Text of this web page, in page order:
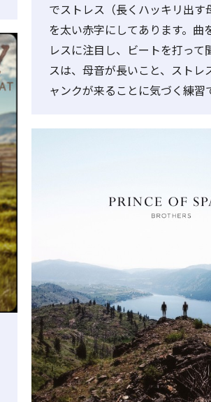
でストレス（長くハッキリ出す
を太い赤字にしてあります。曲
レスに注目し、ビートを打って
スは、母音が長いこと、ストレ
ャンクが来ることに気づく練習